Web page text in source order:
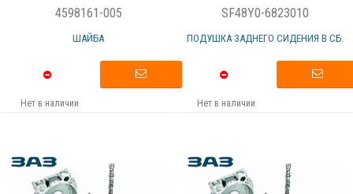
4598161-005
ШАЙБА
Нет в наличии
SF48Y0-6823010
ПОДУШКА ЗАДНЕГО СИДЕНИЯ В СБ.
Нет в наличии